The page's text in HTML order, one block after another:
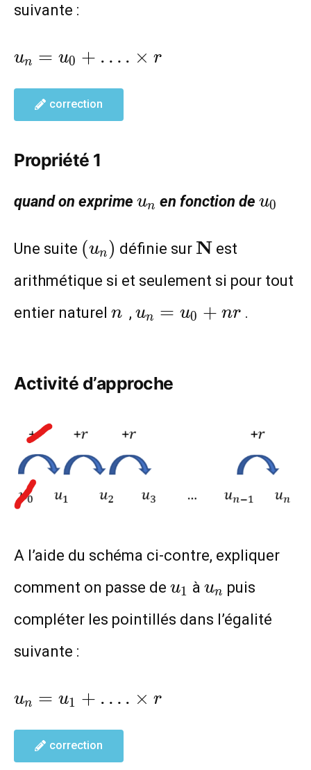
suivante :
u_n=u_0+
r
un = u0 + … . × r
correction
Propriété 1
quand on exprime u_n
un en fonction de u_0
u0
Une suite (u_n)
(un) définie sur \mathbf{N}
N est
arithmétique si et seulement si pour tout
entier naturel n
n , u_n=u_0+nr
un = u0 + nr .
Activité d’approche
A l’aide du schéma ci-contre, expliquer
comment on passe de u_1
u1 à u_n
un puis
compléter les pointillés dans l’égalité
suivante :
u_n=u_1+
r
un = u1 + … . × r
correction